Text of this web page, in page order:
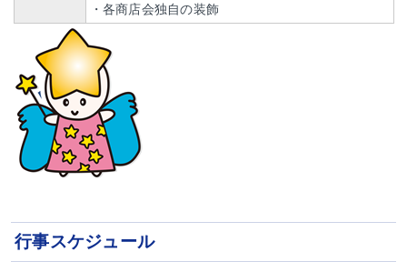
・各商店会独自の装飾
行事スケジュール